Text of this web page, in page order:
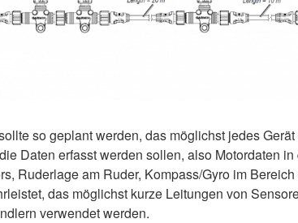
so geplant werden, das möglichst jedes
Daten erfasst werden sollen, also Motordaten
Ruderlage am Ruder, Kompass/Gyro im
das möglichst kurze Leitungen von
verwendet werden.